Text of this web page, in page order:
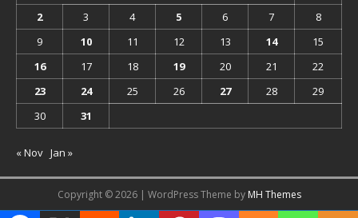
2
3 4 5 6 7
8
9
10 11 12 13 14
15
16
17 18 19 20 21
22
23
24 25 26 27 28
29
30
31
« Nov Jan »
Copyright © 2026 | WordPress Theme by MH Themes